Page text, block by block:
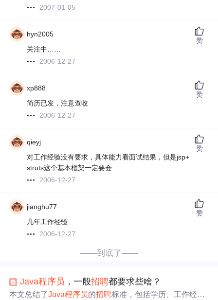
2007-01-05
hyn2005
关注中……
2006-12-27
赞
xp888
简历已发，注意查收
2006-12-27
赞
qieyj
对工作经验没有要求，具体能力看面试结果，但是jsp+
struts这个基本框架一定要会
2006-12-27
赞
jianghu77
几年工作经验
2006-12-27
赞
——到底了——
Java程序员 ，一般招聘都要求些啥？
本文总结了Java程序员的招聘标准，包括学历、工作经